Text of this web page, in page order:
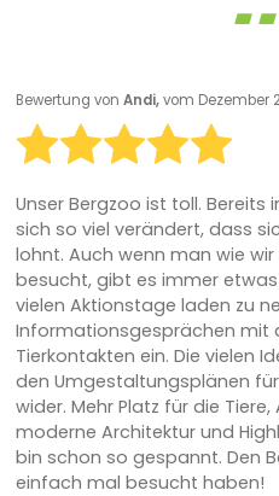
Bewertung von Andi,vom Dezember
Unser Bergzoo ist toll.
sich so viel verändert, dass
lohnt. Auch wenn man wie
besucht, gibt es immer etwas
vielen Aktionstage laden zu
Informationsgesprächen mit
Tierkontakten ein. Die vielen
den Umgestaltungsplänen
wider. Mehr Platz für die
moderne Architektur und
bin schon so gespannt. Den
einfach mal besucht haben!